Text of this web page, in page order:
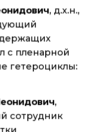
, д.х.н.,
с пленарной
гетероциклы:
,
сотрудник